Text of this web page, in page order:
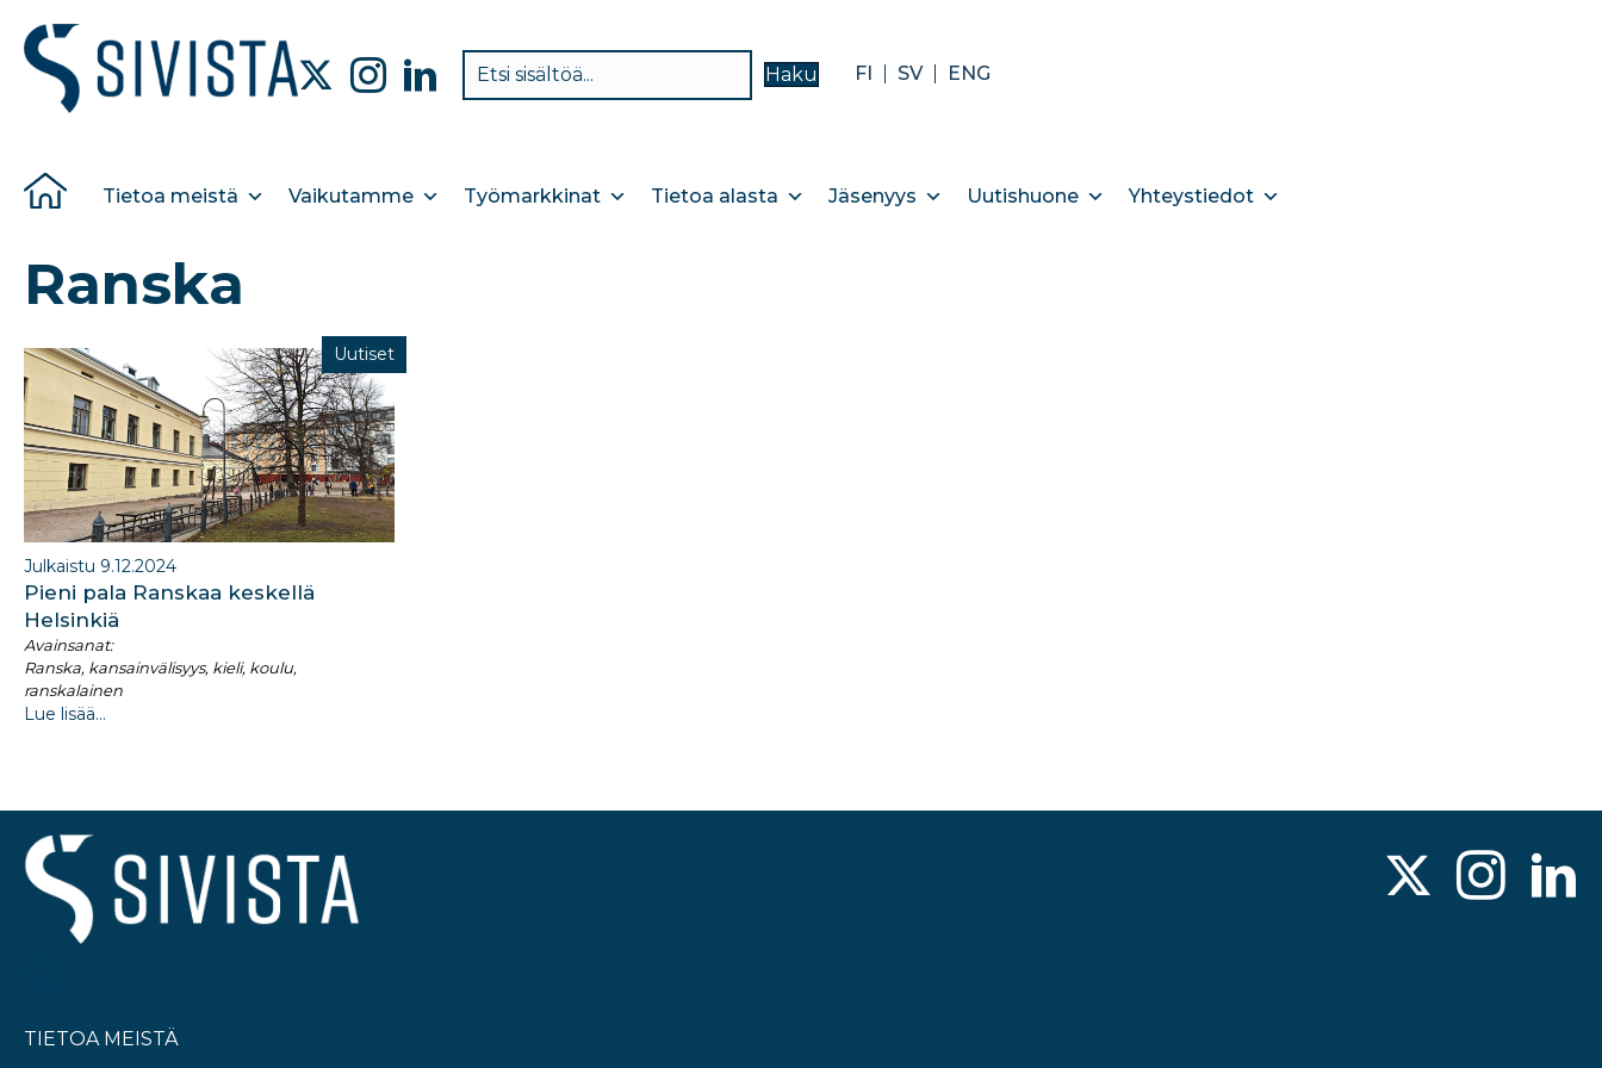
Haku FI SV ENG
Tietoa meistä Vaikutamme Työmarkkinat Tietoa alasta Jäsenyys Uutishuone Yhteystiedot
Ranska
Uutiset
Julkaistu 9.12.2024
Pieni pala Ranskaa keskellä
Helsinkiä
Avainsanat:
Ranska, kansainvälisyys, kieli, koulu,
ranskalainen
Lue lisää...
TIETOA MEISTÄ